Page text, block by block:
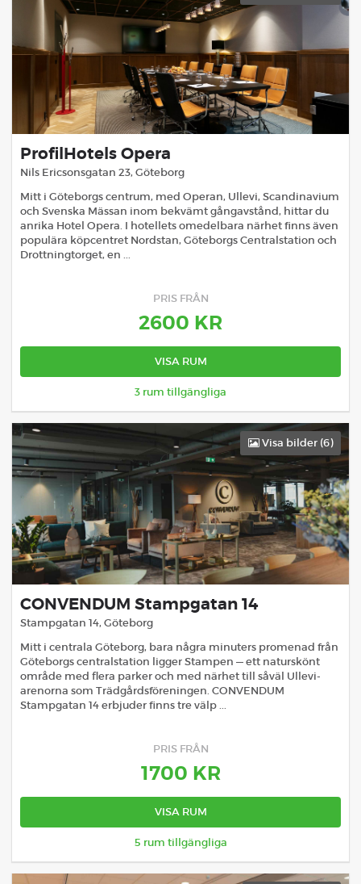
ProfilHotels Opera
Nils Ericsonsgatan 23, Göteborg
Mitt i Göteborgs centrum, med Operan, Ullevi, Scandinavium
och Svenska Mässan inom bekvämt gångavstånd, hittar du
anrika Hotel Opera. I hotellets omedelbara närhet finns även
populära köpcentret Nordstan, Göteborgs Centralstation och
Drottningtorget, en ...
PRIS FRÅN
2600 KR
VISA RUM
3 rum tillgängliga
Visa bilder (6)
CONVENDUM Stampgatan 14
Stampgatan 14, Göteborg
Mitt i centrala Göteborg, bara några minuters promenad från
Göteborgs centralstation ligger Stampen — ett naturskönt
område med flera parker och med närhet till såväl Ullevi-
arenorna som Trädgårdsföreningen. CONVENDUM
Stampgatan 14 erbjuder finns tre välp ...
PRIS FRÅN
1700 KR
VISA RUM
5 rum tillgängliga